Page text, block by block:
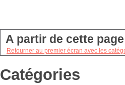
A partir de cette
Retourner au premier écran avec les
Catégories